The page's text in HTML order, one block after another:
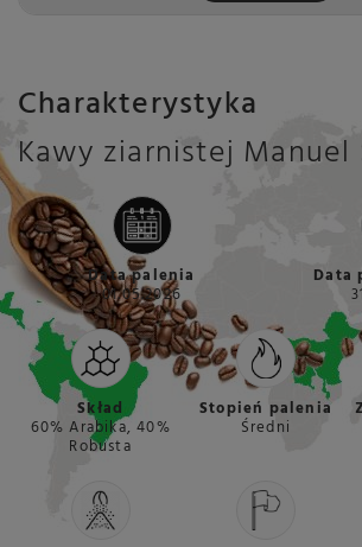
Charakterystyka
Kawy ziarnistej Manuel
Data palenia
01.05.2026
Data
Skład
60% Arabika, 40%
Robusta
Stopień palenia
Średni